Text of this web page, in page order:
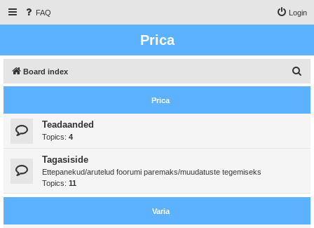
FAQ Login
Prica
Board index
e
Prica
Teadaanded
Topics: 4
Tagasiside
Ettepanekud/arutelud foorumi paremaks/muudatuste tegemiseks
Topics: 11
Varia